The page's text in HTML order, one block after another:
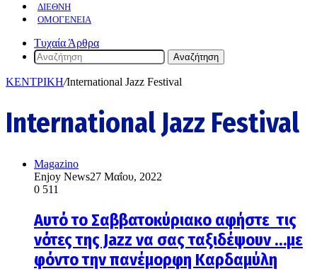
ΔΙΕΘΝΉ
ΟΜΟΓΈΝΕΙΑ
Τυχαία Άρθρα
Αναζήτηση
ΚΕΝΤΡΙΚΗ/International Jazz Festival
International Jazz Festival
Magazino
Enjoy News27 Μαΐου, 2022
0 511
Αυτό το Σαββατοκύριακο αφήστε τις
νότες της Jazz να σας ταξιδέψουν …με
φόντο την πανέμορφη Καρδαμύλη